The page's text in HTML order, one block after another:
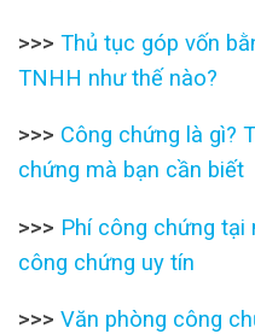
>>> Thủ tục góp vốn
TNHH như thế nào?
>>> Công chứng là gì?
chứng mà bạn cần biết
>>> Phí công chứng tại
công chứng uy tín
>>> Văn phòng công